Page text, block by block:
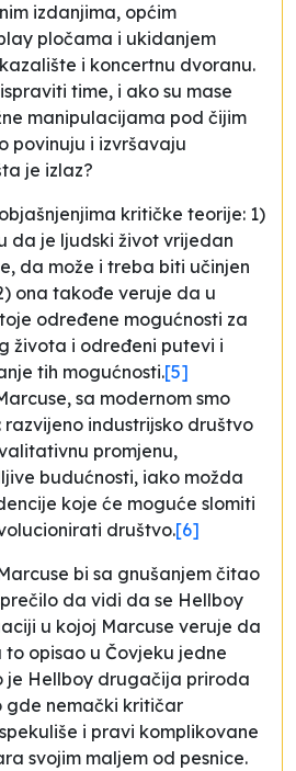
izdanjima, općim
pločama i ukidanjem
i koncertnu dvoranu.
time, i ako su mase
manipulacijama pod čijim
povinuju i izvršavaju
je izlaz?
kritičke teorije: 1)
da je ljudski život vrijedan
da može i treba biti učinjen
ona takođe veruje da u
određene mogućnosti za
života i određeni putevi i
tih mogućnosti.[5]
sa modernom smo
razvijeno industrijsko društvo
promjenu,
budućnosti, iako možda
koje će moguće slomiti
društvo.[6]
bi sa gnušanjem čitao
da vidi da se Hellboy
u kojoj Marcuse veruje da
to opisao u Čovjeku jedne
je Hellboy drugačija priroda
gde nemački kritičar
i pravi komplikovane
svojim maljem od pesnice.